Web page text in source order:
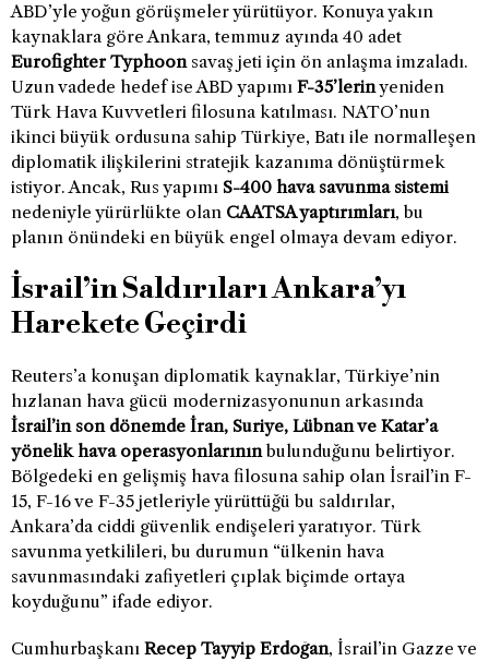
ABD’yle yoğun görüşmeler yürütüyor. Konuya yakın
kaynaklara göre Ankara, temmuz ayında 40 adet
Eurofighter Typhoonsavaş jeti için ön anlaşma imzaladı.
Uzun vadede hedef ise ABD yapımı F-35’lerinyeniden
Türk Hava Kuvvetleri filosuna katılması. NATO’nun
ikinci büyük ordusuna sahip Türkiye, Batı ile normalleşen
diplomatik ilişkilerini stratejik kazanıma dönüştürmek
istiyor. Ancak, Rus yapımı S-400 hava savunma sistemi
nedeniyle yürürlükte olan CAATSA yaptırımları, bu
planın önündeki en büyük engel olmaya devam ediyor.
İsrail’in Saldırıları Ankara’yı
Harekete Geçirdi
Reuters’a konuşan diplomatik kaynaklar, Türkiye’nin
hızlanan hava gücü modernizasyonunun arkasında
İsrail’in son dönemde İran, Suriye, Lübnan ve Katar’a
yönelik hava operasyonlarınınbulunduğunu belirtiyor.
Bölgedeki en gelişmiş hava filosuna sahip olan İsrail’in F-
15, F-16 ve F-35 jetleriyle yürüttüğü bu saldırılar,
Ankara’da ciddi güvenlik endişeleri yaratıyor. Türk
savunma yetkilileri, bu durumun “ülkenin hava
savunmasındaki zafiyetleri çıplak biçimde ortaya
koyduğunu” ifade ediyor.
Cumhurbaşkanı Recep Tayyip Erdoğan, İsrail’in Gazze ve